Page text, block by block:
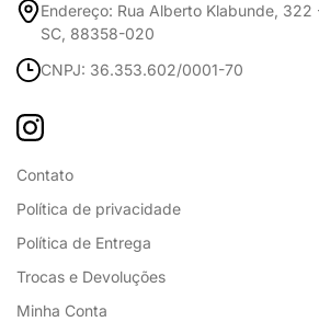
Endereço: Rua Alberto Klabunde,
SC, 88358-020
CNPJ: 36.353.602/0001-70
Contato
Política de privacidade
Política de Entrega
Trocas e Devoluções
Minha Conta